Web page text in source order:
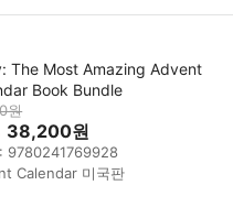
The Most Amazing Advent
Book Bundle
원
38,200원
9780241769928
Calendar 미국판